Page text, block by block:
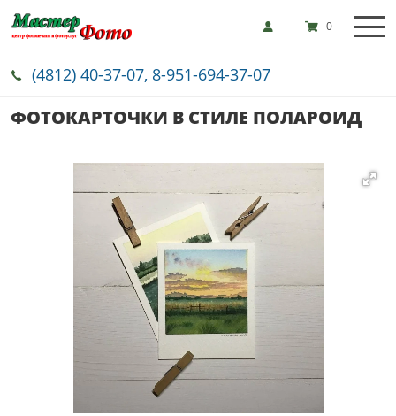
(4812) 40-37-07, 8-951-694-37-07
0
ФОТОКАРТОЧКИ В СТИЛЕ ПОЛАРОИД